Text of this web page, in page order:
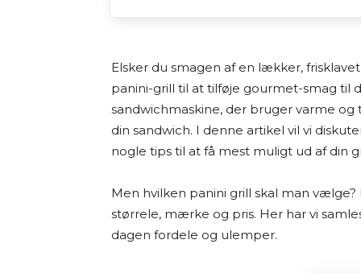
og dele min research med andre,
Jeg laver ikke fysiske tests af
på grundig research. Det betyder, at
forhandlerbeskrivelser,
vurderer jeg fordele og ulemper ved
anbefalinger.
Elsker du smagen af en lækker,
panini-grill til at tilføje gourmet-smag til
sandwichmaskine, der bruger varme
din sandwich. I denne artikel vil vi
nogle tips til at få mest muligt ud af din
Men hvilken panini grill skal man
størrele, mærke og pris. Her har vi
dagen fordele og ulemper.